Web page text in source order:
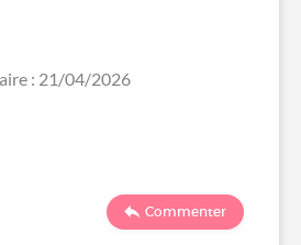
: 21/04/2026
Commenter